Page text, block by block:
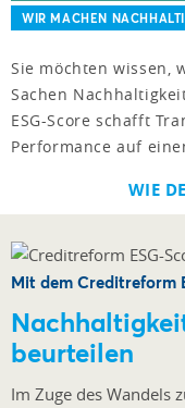
WIR MACHEN
Sie möchten wissen,
Sachen
ESG-Score schafft
Performance auf
WIE
Mit dem Creditreform
beurteilen
Im Zuge des Wandels